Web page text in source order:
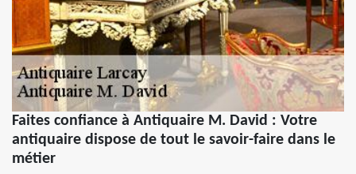
Faites confiance à Antiquaire M. David : Votre
antiquaire dispose de tout le savoir-faire dans le
métier